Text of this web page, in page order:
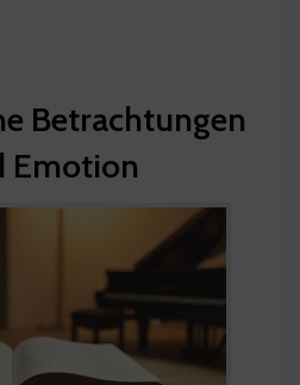
Betrachtungen
Emotion